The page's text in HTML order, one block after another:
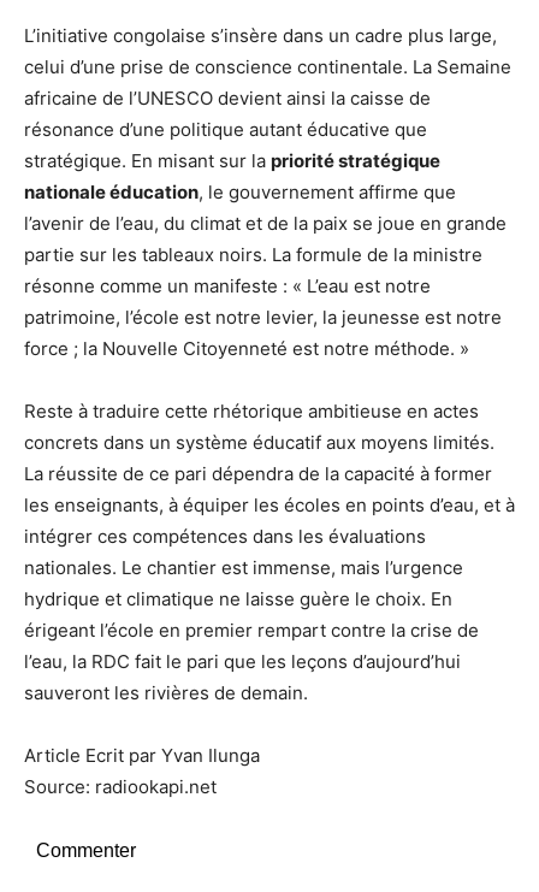
L’initiative congolaise s’insère dans un cadre plus large,
celui d’une prise de conscience continentale. La Semaine
africaine de l’UNESCO devient ainsi la caisse de
résonance d’une politique autant éducative que
stratégique. En misant sur la priorité stratégique
nationale éducation, le gouvernement affirme que
l’avenir de l’eau, du climat et de la paix se joue en grande
partie sur les tableaux noirs. La formule de la ministre
résonne comme un manifeste : « L’eau est notre
patrimoine, l’école est notre levier, la jeunesse est notre
force ; la Nouvelle Citoyenneté est notre méthode. »
Reste à traduire cette rhétorique ambitieuse en actes
concrets dans un système éducatif aux moyens limités.
La réussite de ce pari dépendra de la capacité à former
les enseignants, à équiper les écoles en points d’eau, et à
intégrer ces compétences dans les évaluations
nationales. Le chantier est immense, mais l’urgence
hydrique et climatique ne laisse guère le choix. En
érigeant l’école en premier rempart contre la crise de
l’eau, la RDC fait le pari que les leçons d’aujourd’hui
sauveront les rivières de demain.
Article Ecrit par Yvan Ilunga
Source: radiookapi.net
Commenter